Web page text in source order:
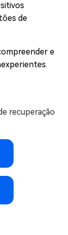
de
e
recuperação